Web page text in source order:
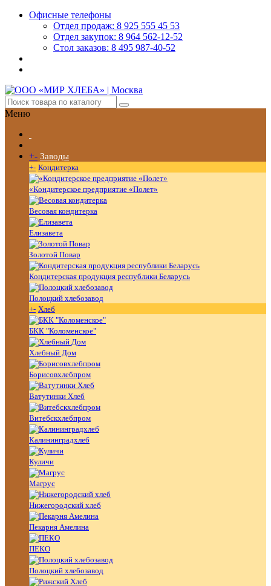
Офисные телефоны
Отдел продаж: 8 925 555 45 53
Отдел закупок: 8 964 562-12-52
Стол заказов: 8 495 987-40-52
Меню
+- Заводы
+- Кондитерка
«Кондитерское предприятие «Полет»
Весовая кондитерка
Елизавета
Золотой Повар
Кондитерская продукция республики Беларусь
Полоцкий хлебозавод
+- Хлеб
БКК "Коломенское"
Хлебный Дом
Борисовхлебпром
Ватутинки Хлеб
Витебскхлебпром
Калининградхлеб
Куличи
Магрус
Нижегородский хлеб
Пекарня Амелина
ПЕКО
Полоцкий хлебозавод